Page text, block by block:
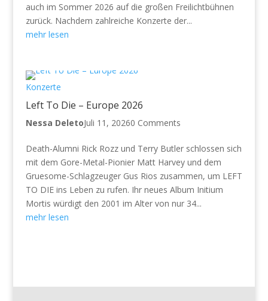
auch im Sommer 2026 auf die großen Freilichtbühnen
zurück. Nachdem zahlreiche Konzerte der...
mehr lesen
Konzerte
Left To Die – Europe 2026
Nessa DeletoJuli 11, 20260 Comments
Death-Alumni Rick Rozz und Terry Butler schlossen sich
mit dem Gore-Metal-Pionier Matt Harvey und dem
Gruesome-Schlagzeuger Gus Rios zusammen, um LEFT
TO DIE ins Leben zu rufen. Ihr neues Album Initium
Mortis würdigt den 2001 im Alter von nur 34...
mehr lesen